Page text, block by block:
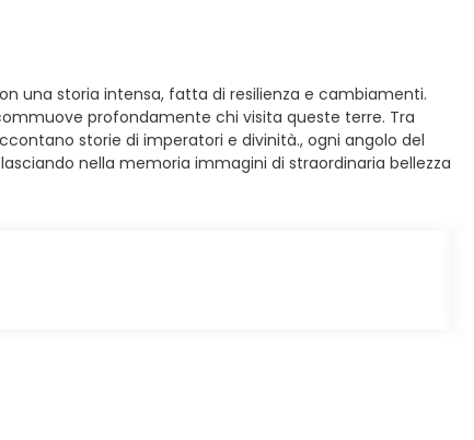
una storia intensa, fatta di resilienza e cambiamenti.
profondamente chi visita queste terre. Tra
storie di imperatori e divinità., ogni angolo del
nella memoria immagini di straordinaria bellezza